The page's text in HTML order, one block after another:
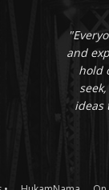
and
hold
ideas